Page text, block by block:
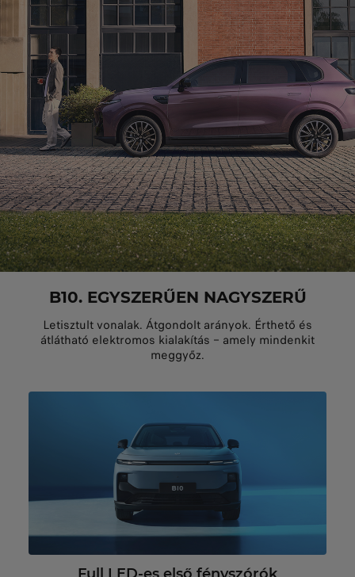
B10. EGYSZERŰEN NAGYSZERŰ
Letisztult vonalak. Átgondolt arányok. Érthető és
átlátható elektromos kialakítás – amely mindenkit
meggyőz.